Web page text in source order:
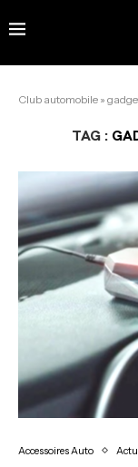
Club automobile »
TAG :
Accessoires Auto